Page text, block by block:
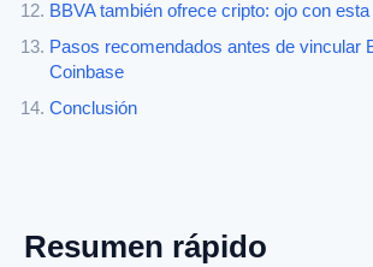
BBVA también ofrece cripto: ojo con
Pasos recomendados antes de vincular
Coinbase
Conclusión
Resumen rápido